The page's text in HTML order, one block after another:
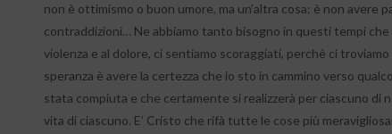
non è ottimismo o buon umore, ma un’altra cosa: è non avere
contraddizioni… Ne abbiamo tanto bisogno in questi tempi
violenza e al dolore, ci sentiamo scoraggiati, perchè ci
speranza è avere la certezza che io sto in cammino verso
stata compiuta e che certamente si realizzerà per ciascuno di
vita di ciascuno. E’ Cristo che rifà tutte le cose più